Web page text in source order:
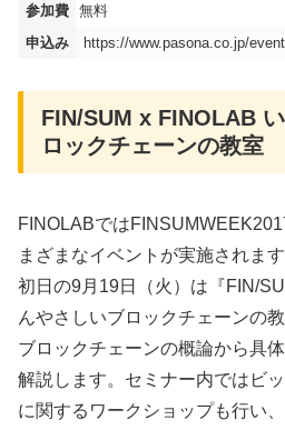
参加費
無料
申込み
https://www.pasona.co.jp/
FIN/SUM x FINOLAB
ロックチェーンの教室
FINOLABでは
まざまなイベントが実施されます
初日の9月19日（火）は『FIN/
んやさしいブロックチェーンの教
ブロックチェーンの概論から具
解説します。セミナー内ではビ
に関するワークショップも行い